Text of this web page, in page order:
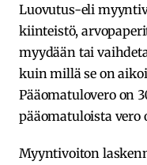
Luovutus-eli
kiinteistö,
myydään tai
kuin millä se on
Pääomatulovero on
pääomatuloista vero
Myyntivoiton